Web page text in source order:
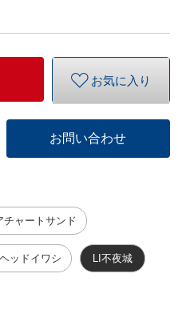
お気に入り
お問い合わせ
チャートサンド
ッドイワシ LI不夜城